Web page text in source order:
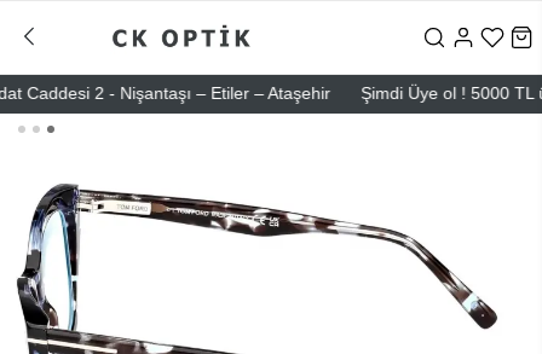
2 - Nişantaşı – Etiler – Ataşehir Şimdi Üye ol ! 5000 TL